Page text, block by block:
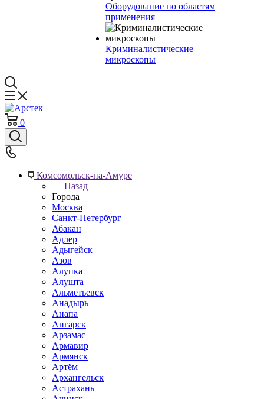
Оборудование по областям
применения
Криминалистические
микроскопы
0
Комсомольск-на-Амуре
Назад
Города
Москва
Санкт-Петербург
Абакан
Адлер
Адыгейск
Азов
Алупка
Алушта
Альметьевск
Анадырь
Анапа
Ангарск
Арзамас
Армавир
Армянск
Артём
Архангельск
Астрахань